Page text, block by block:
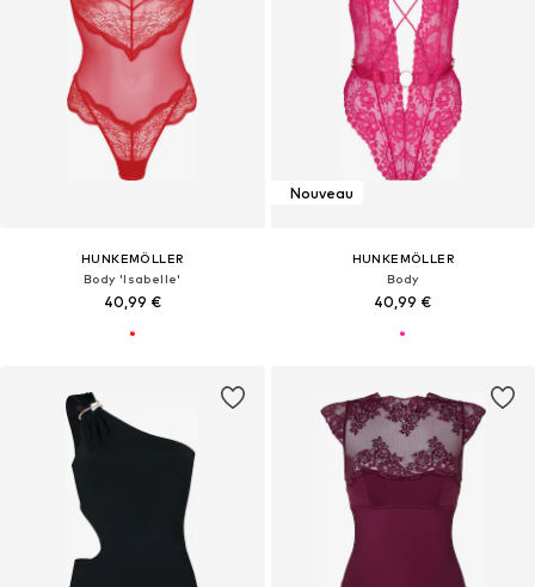
HUNKEMÖLLER
Body 'Isabelle'
40,99 €
Nouveau
HUNKEMÖLLER
Body
40,99 €